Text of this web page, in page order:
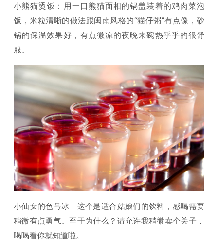
小熊猫烫饭：用一口熊猫面相的锅盖装着的鸡肉菜泡
饭，米粒清晰的做法跟闽南风格的“猫仔粥”有点像，砂
锅的保温效果好，有点微凉的夜晚来碗热乎乎的很舒
服。
小仙女的色号冰：这个是适合姑娘们的饮料，感喝需要
稍微有点勇气。至于为什么？请允许我稍微卖个关子，
喝喝看你就知道啦。